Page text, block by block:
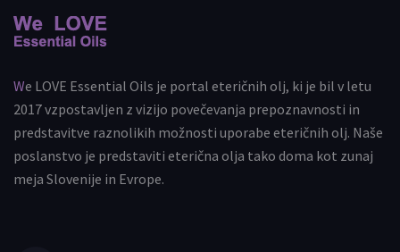
We LOVE Essential Oils je portal eteričnih olj, ki je bil v letu
2017 vzpostavljen z vizijo povečevanja prepoznavnosti in
predstavitve raznolikih možnosti uporabe eteričnih olj. Naše
poslanstvo je predstaviti eterična olja tako doma kot zunaj
meja Slovenije in Evrope.